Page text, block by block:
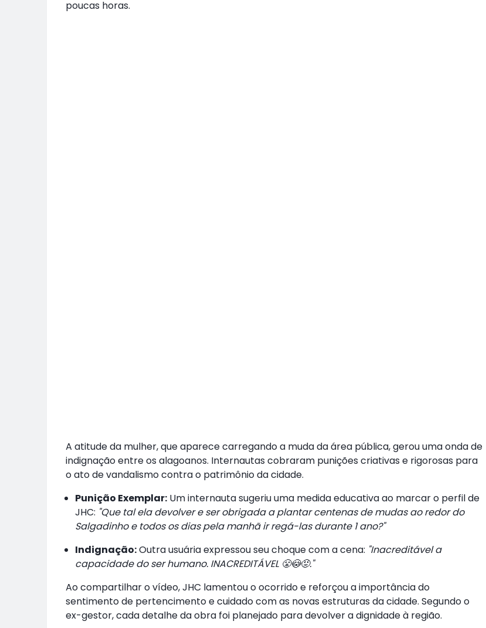
poucas horas.
A atitude da mulher, que aparece carregando a muda da área pública, gerou uma onda de
indignação entre os alagoanos. Internautas cobraram punições criativas e rigorosas para
o ato de vandalismo contra o patrimônio da cidade.
Punição Exemplar: Um internauta sugeriu uma medida educativa ao marcar o perfil de
JHC: "Que tal ela devolver e ser obrigada a plantar centenas de mudas ao redor do
Salgadinho e todos os dias pela manhã ir regá-las durante 1 ano?"
Indignação:Outra usuária expressou seu choque com a cena: "Inacreditável a
capacidade do ser humano. INACREDITÁVEL 😤😳😡."
Ao compartilhar o vídeo, JHC lamentou o ocorrido e reforçou a importância do
sentimento de pertencimento e cuidado com as novas estruturas da cidade. Segundo o
ex-gestor, cada detalhe da obra foi planejado para devolver a dignidade à região.